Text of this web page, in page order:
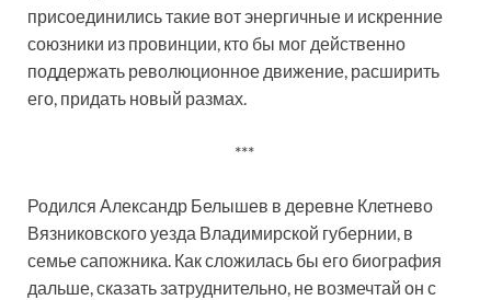
присоединились такие вот энергичные и искренние
союзники из провинции, кто бы мог действенно
поддержать революционное движение, расширить
его, придать новый размах.
***
Родился Александр Белышев в деревне Клетнево
Вязниковского уезда Владимирской губернии, в
семье сапожника. Как сложилась бы его биография
дальше, сказать затруднительно, не возмечтай он с